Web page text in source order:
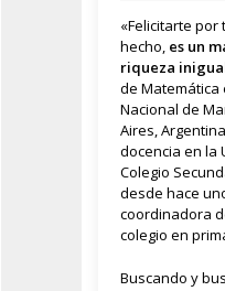
«Felicitarte por
hecho, es un
riqueza
de Matemática
Nacional de
Aires,
docencia en la
Colegio
desde hace
coordinadora
colegio en
Buscando y